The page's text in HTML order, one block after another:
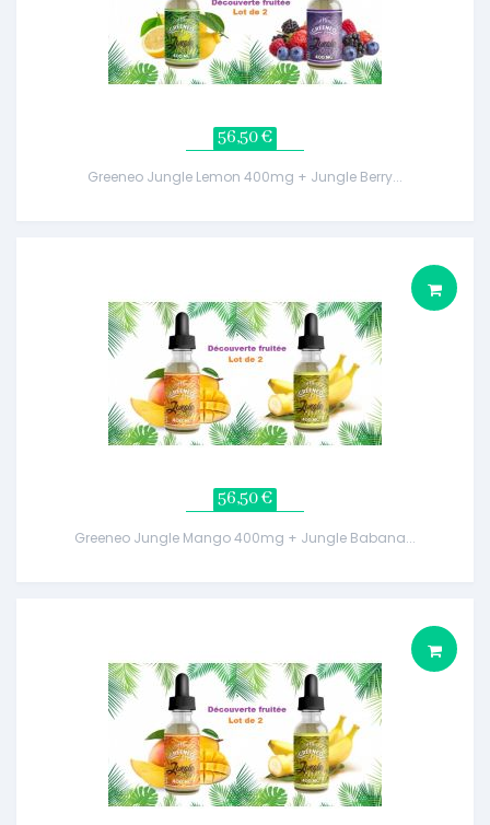
56,50 €
Greeneo Jungle Lemon 400mg + Jungle Berry...
56,50 €
Greeneo Jungle Mango 400mg + Jungle Babana...